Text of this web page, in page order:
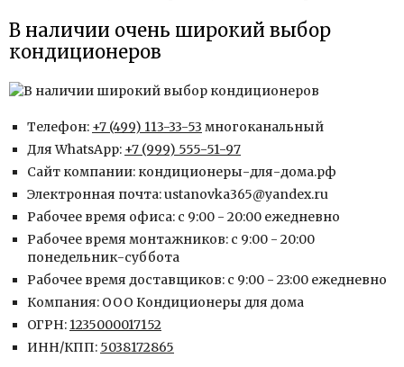
В наличии очень широкий выбор
кондиционеров
Телефон: +7 (499) 113-33-53 многоканальный
Для WhatsApp: +7 (999) 555-51-97
Сайт компании: кондиционеры-для-дома.рф
Электронная почта:ustanovka365@yandex.ru
Рабочее время офиса: с 9:00 - 20:00 ежедневно
Рабочее время монтажников: с 9:00 - 20:00
понедельник-суббота
Рабочее время доставщиков: с 9:00 - 23:00 ежедневно
Компания: ООО Кондиционеры для дома
ОГРН: 1235000017152
ИНН/КПП: 5038172865